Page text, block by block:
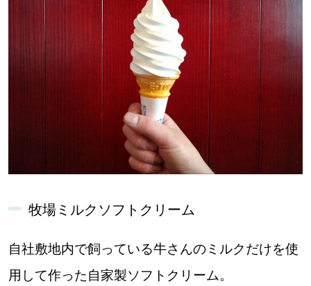
牧場ミルクソフトクリーム
自社敷地内で飼っている牛さんのミルクだけを使
用して作った自家製ソフトクリーム。